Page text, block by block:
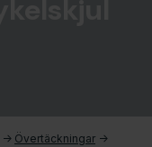
-> Övertäckningar ->